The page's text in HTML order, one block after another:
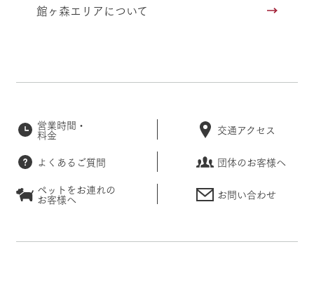
館ヶ森エリアについて
営業時間・
料金 交通アクセス
よくあるご質問
団体のお客様へ
ペットをお連れの
お客様へ お問い合わせ